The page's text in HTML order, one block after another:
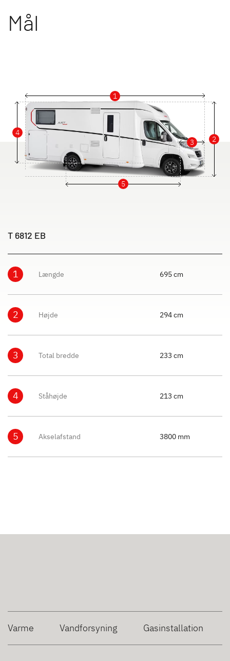
Mål
1
2
3
4
5
T 6812 EB
1 Længde 695 cm
2 Højde 294 cm
3 Total bredde 233 cm
4 Ståhøjde 213 cm
5 Akselafstand 3800 mm
Varme Vandforsyning Gasinstallation